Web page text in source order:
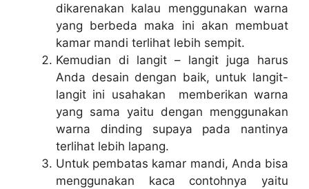
dikarenakan kalau menggunakan warna
yang berbeda maka ini akan membuat
kamar mandi terlihat lebih sempit.
Kemudian di langit – langit juga harus
Anda desain dengan baik, untuk langit-
langit ini usahakan memberikan warna
yang sama yaitu dengan menggunakan
warna dinding supaya pada nantinya
terlihat lebih lapang.
Untuk pembatas kamar mandi, Anda bisa
menggunakan kaca contohnya yaitu